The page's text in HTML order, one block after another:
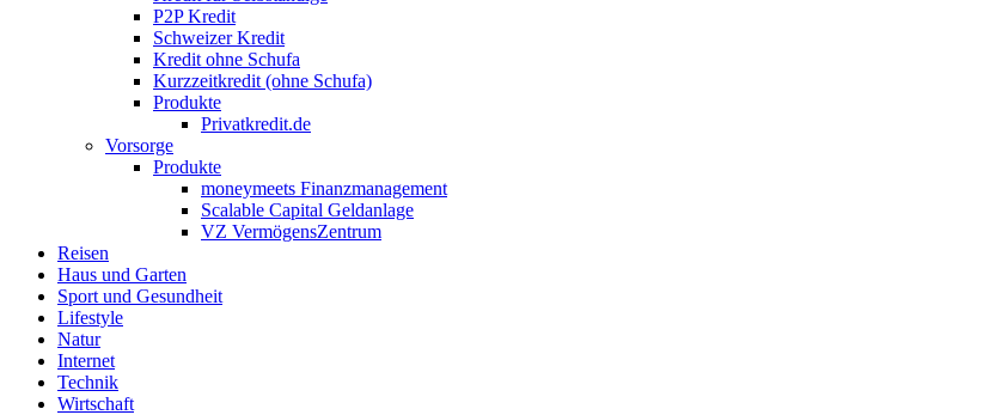
P2P Kredit
Schweizer Kredit
Kredit ohne Schufa
Kurzzeitkredit (ohne Schufa)
Produkte
Privatkredit.de
Vorsorge
Produkte
moneymeets Finanzmanagement
Scalable Capital Geldanlage
VZ VermögensZentrum
Reisen
Haus und Garten
Sport und Gesundheit
Lifestyle
Natur
Internet
Technik
Wirtschaft